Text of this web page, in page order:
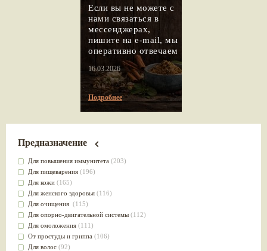
Если вы не можете с
нами связаться в
мессенджерах,
пишите на e-mail, мы
оперативно отвечаем
16.03.2026
Подробнее
Предназначение
Для повышения иммунитета (203)
Для пищеварения (196)
Для кожи (165)
Для женского здоровья (116)
Для очищения (115)
Для опорно-двигательной системы (112)
Для омоложения (111)
От простуды и гриппа (106)
Для волос (92)